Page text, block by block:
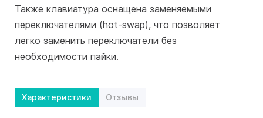
Также клавиатура оснащена заменяемыми
переключателями (hot-swap), что позволяет
легко заменить переключатели без
необходимости пайки.
Характеристики Отзывы